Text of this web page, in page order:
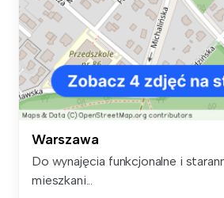
Warszawa
Do wynajęcia funkcjonalne i
mieszkani...